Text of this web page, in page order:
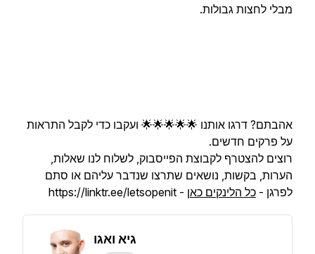
מבלי לחצות גבולות.
אהבתם? דרגו אותנו 🌟🌟🌟🌟🌟 ועקבו כדי לקבל התראות
על פרקים חדשים.
רוצים להצטרף לקבוצת הפייסבוק, לשלוח לנו שאלות,
הערות, בקשות, נושאים שתרצו שנדבר עליהם או סתם
לפרגן - כל הלינקים כאן - https://linktr.ee/letsopenit
גיא ואגו